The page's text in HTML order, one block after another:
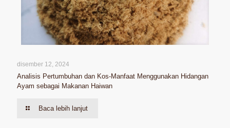
disember 12, 2024
Analisis Pertumbuhan dan Kos-Manfaat Menggunakan Hidangan
Ayam sebagai Makanan Haiwan
Baca lebih lanjut